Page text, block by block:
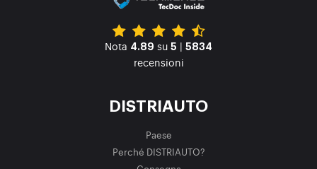
Nota 4.89 su 5 | 5834
recensioni
DISTRIAUTO
Paese
Perché DISTRIAUTO?